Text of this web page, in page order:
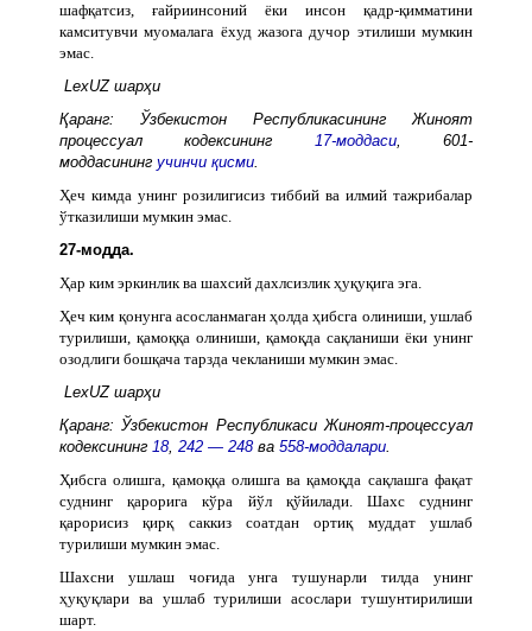
шафқатсиз, ғайриинсоний ёки инсон қадр-қимматини
камситувчи муомалага ёхуд жазога дучор этилиши мумкин
эмас.
LexUZ шарҳи
Қаранг: Ўзбекистон Республикасининг Жиноят
процессуал кодексининг 17-моддаси, 601-
моддасининг учинчи қисми.
Ҳеч кимда унинг розилигисиз тиббий ва илмий тажрибалар
ўтказилиши мумкин эмас.
27-модда.
Ҳар ким эркинлик ва шахсий дахлсизлик ҳуқуқига эга.
Ҳеч ким қонунга асосланмаган ҳолда ҳибсга олиниши, ушлаб
турилиши, қамоққа олиниши, қамоқда сақланиши ёки унинг
озодлиги бошқача тарзда чекланиши мумкин эмас.
LexUZ шарҳи
Қаранг: Ўзбекистон Республикаси Жиноят-процессуал
кодексининг 18, 242 — 248 ва 558-моддалари.
Ҳибсга олишга, қамоққа олишга ва қамоқда сақлашга фақат
суднинг қарорига кўра йўл қўйилади. Шахс суднинг
қарорисиз қирқ саккиз соатдан ортиқ муддат ушлаб
турилиши мумкин эмас.
Шахсни ушлаш чоғида унга тушунарли тилда унинг
ҳуқуқлари ва ушлаб турилиши асослари тушунтирилиши
шарт.